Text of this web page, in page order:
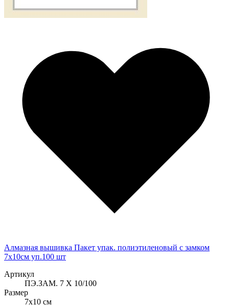
Алмазная вышивка Пакет упак. полиэтиленовый с замком
7х10см уп.100 шт
Артикул
ПЭ.ЗАМ. 7 Х 10/100
Размер
7x10 см